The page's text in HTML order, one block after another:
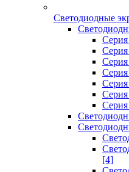
Светодиодные
Серия
[4]